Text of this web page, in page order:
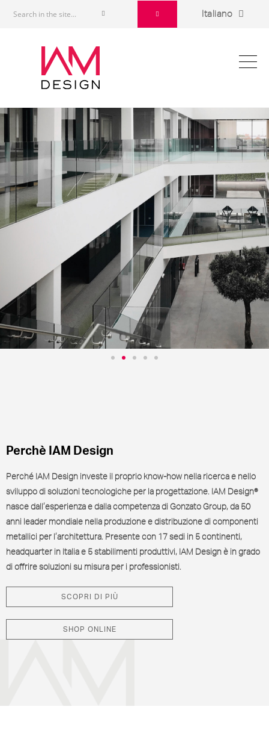
Italiano
pensiline in acciaio inox,
acciaio al carbonio, alluminio e
vetro.
Perchè IAM Design
Perché IAM Design investe il proprio know-how nella ricerca e nello
sviluppo di soluzioni tecnologiche per la progettazione. IAM Design®
nasce dall’esperienza e dalla competenza di Gonzato Group, da 50
anni leader mondiale nella produzione e distribuzione di componenti
metallici per l’architettura. Presente con 17 sedi in 5 continenti,
headquarter in Italia e 5 stabilimenti produttivi, IAM Design è in grado
di offrire soluzioni su misura per i professionisti.
SCOPRI DI PIÙ
SHOP ONLINE